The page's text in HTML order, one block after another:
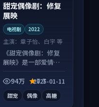
甜宠偶像剧：修复
展映
电视剧 2022
主演：章子怡、白宇 等
《甜宠偶像剧：修复
展映》是一部爱情向
续发酵，适合周末一
94万 7.7
2025-01-11
甜宠 偶像 高糖